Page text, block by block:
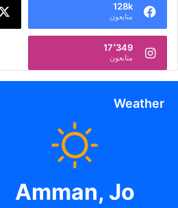
128k
متابعون
17٬349
متابعون
Weather
Amman, Jo